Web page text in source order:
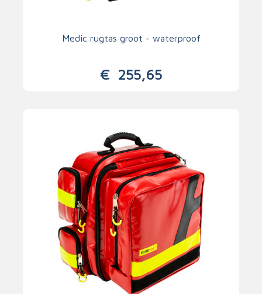
Medic rugtas groot - waterproof
€ 255,65